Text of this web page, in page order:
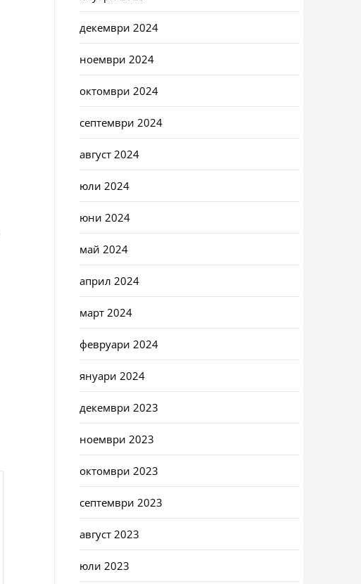
декември 2024
ноември 2024
октомври 2024
септември 2024
август 2024
юли 2024
юни 2024
май 2024
април 2024
март 2024
февруари 2024
януари 2024
декември 2023
ноември 2023
октомври 2023
септември 2023
август 2023
юли 2023